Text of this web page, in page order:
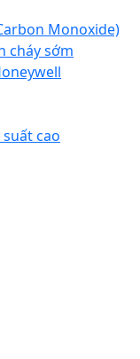
Monoxide)
cháy sớm
cao